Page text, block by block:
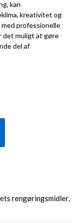
kan
kreativitet og
professionelle
det muligt at gøre
del af
rengøringsmidler,